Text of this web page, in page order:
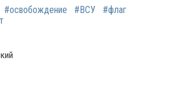
#освобождение #ВСУ
#флаг